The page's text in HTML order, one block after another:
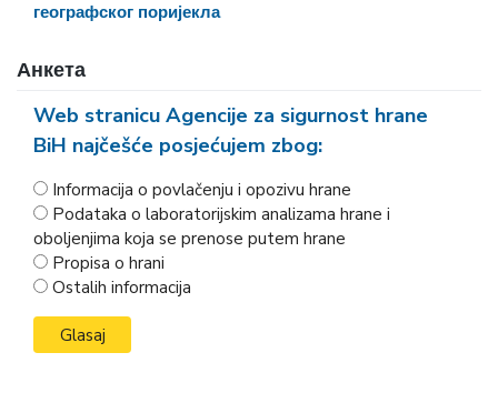
географског поријекла
Анкета
Web stranicu Agencije za sigurnost hrane
BiH najčešće posjećujem zbog:
Informacija o povlačenju i opozivu hrane
Podataka o laboratorijskim analizama hrane i
oboljenjima koja se prenose putem hrane
Propisa o hrani
Ostalih informacija